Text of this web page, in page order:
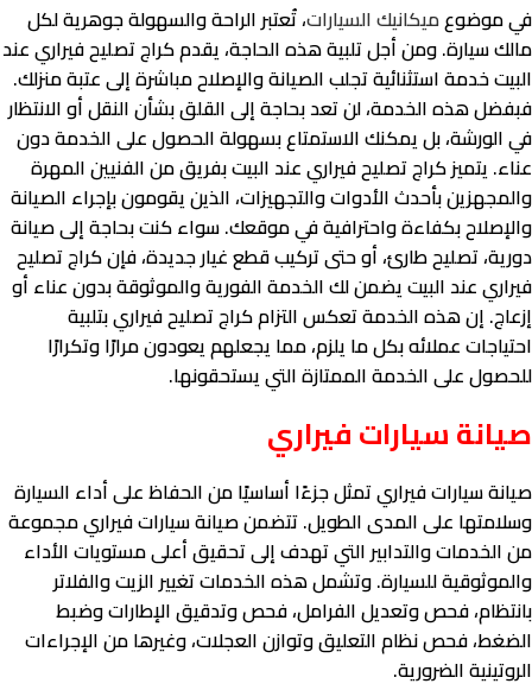
في موضوعميكانيك السيارات، تُعتبر الراحة والسهولة جوهرية لكل
مالك سيارة. ومن أجل تلبية هذه الحاجة، يقدم كراج تصليح فيراري عند
البيت خدمة استثنائية تجلب الصيانة والإصلاح مباشرة إلى عتبة منزلك.
فبفضل هذه الخدمة، لن تعد بحاجة إلى القلق بشأن النقل أو الانتظار
في الورشة، بل يمكنك الاستمتاع بسهولة الحصول على الخدمة دون
عناء. يتميز كراج تصليح فيراري عند البيت بفريق من الفنيين المهرة
والمجهزين بأحدث الأدوات والتجهيزات، الذين يقومون بإجراء الصيانة
والإصلاح بكفاءة واحترافية في موقعك. سواء كنت بحاجة إلى صيانة
دورية، تصليح طارئ، أو حتى تركيب قطع غيار جديدة، فإن كراج تصليح
فيراري عند البيت يضمن لك الخدمة الفورية والموثوقة بدون عناء أو
إزعاج. إن هذه الخدمة تعكس التزام كراج تصليح فيراري بتلبية
احتياجات عملائه بكل ما يلزم، مما يجعلهم يعودون مرارًا وتكرارًا
للحصول على الخدمة الممتازة التي يستحقونها.
صيانة سيارات فيراري
صيانة سيارات فيراري تمثل جزءًا أساسيًا من الحفاظ على أداء السيارة
وسلامتها على المدى الطويل. تتضمن صيانة سيارات فيراري مجموعة
من الخدمات والتدابير التي تهدف إلى تحقيق أعلى مستويات الأداء
والموثوقية للسيارة. وتشمل هذه الخدمات تغيير الزيت والفلاتر
بانتظام، فحص وتعديل الفرامل، فحص وتدقيق الإطارات وضبط
الضغط، فحص نظام التعليق وتوازن العجلات، وغيرها من الإجراءات
الروتينية الضرورية.